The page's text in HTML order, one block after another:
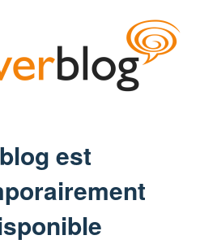
est